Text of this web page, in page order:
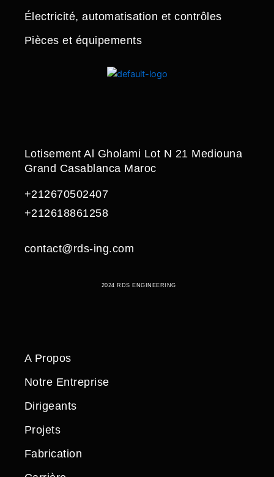
Électricité, automatisation et contrôles
Pièces et équipements
Lotisement Al Gholami Lot N 21 Mediouna
Grand Casablanca Maroc
+212670502407
+212618861258
contact@rds-ing.com
2024 RDS ENGINEERING
A Propos
Notre Entreprise
Dirigeants
Projets
Fabrication